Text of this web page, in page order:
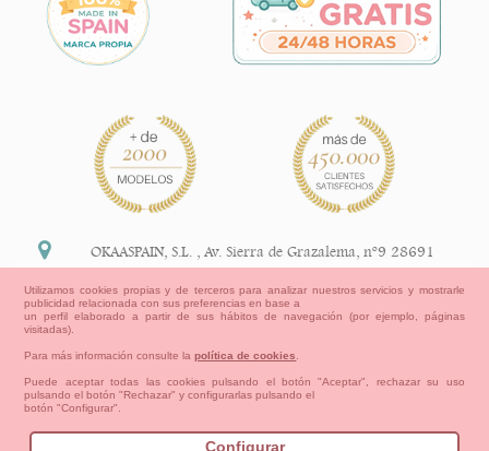
Información Legal
política de devoluciones y reembolsos
OKAASPAIN, S.L. ,Av. Sierra de Grazalema, nº9 28691
+34 91 113 89 09
Utilizamos cookies propias y de terceros para analizar nuestros servicios y mostrarle
publicidad relacionada con sus preferencias en base a
un perfil elaborado a partir de sus hábitos de navegación (por ejemplo, páginas
visitadas).
Para más información consulte lapolítica de cookies
Puede aceptar todas las cookies pulsando el botón "Aceptar", rechazar su uso
pulsando el botón "Rechazar" y configurarlas pulsando el
botón "Configurar".
Configurar